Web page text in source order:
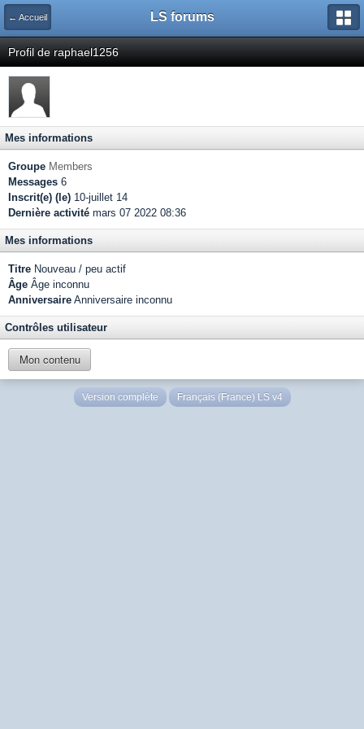
← Accueil LS forums
Profil de raphael1256
Mes informations
Groupe Members
Messages 6
Inscrit(e) (le) 10-juillet 14
Dernière activité mars 07 2022 08:36
Mes informations
Titre Nouveau / peu actif
Âge Âge inconnu
Anniversaire Anniversaire inconnu
Contrôles utilisateur
Mon contenu
Version complète Français (France) LS v4